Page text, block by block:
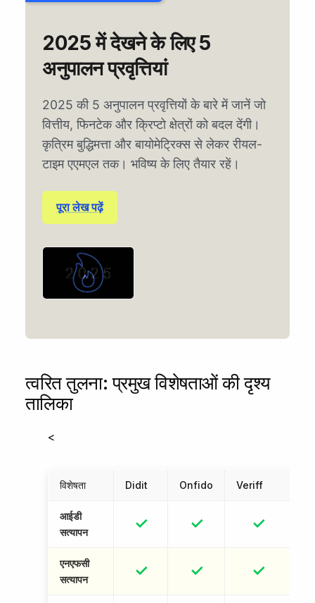
2025 में देखने के लिए 5
अनुपालन प्रवृत्तियां
2025 की 5 अनुपालन प्रवृत्तियों के बारे में जानें जो
वित्तीय, फिनटेक और क्रिप्टो क्षेत्रों को बदल देंगी।
कृत्रिम बुद्धिमत्ता और बायोमेट्रिक्स से लेकर रीयल-
टाइम एएमएल तक। भविष्य के लिए तैयार रहें।
पूरा लेख पढ़ें
त्वरित तुलना: प्रमुख विशेषताओं की दृश्य
तालिका
<
विशेषता Didit Onfido Veriff
आईडी
सत्यापन
✓ ✓ ✓
एनएफसी
सत्यापन
✓ ✓ ✓